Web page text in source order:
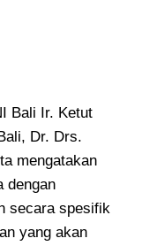
Bali Ir. Ketut
Dr. Drs.
mengatakan
dengan
secara spesifik
yang akan